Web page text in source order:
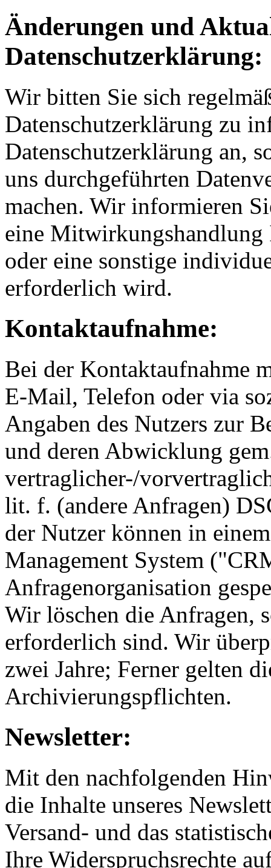
Änderungen und
Datenschutzerklärung:
Wir bitten Sie sich
Datenschutzerklärung zu
Datenschutzerklärung an,
uns durchgeführten
machen. Wir informieren
eine
oder eine sonstige
erforderlich wird.
Kontaktaufnahme:
Bei der Kontaktaufnahme
E-Mail, Telefon oder via
Angaben des Nutzers zur
und deren Abwicklung
vertraglicher-/
lit. f. (andere Anfragen)
der Nutzer können in
Management System
Anfragenorganisation
Wir löschen die Anfragen,
erforderlich sind. Wir
zwei Jahre; Ferner gelten
Archivierungspflichten.
Newsletter:
Mit den nachfolgenden
die Inhalte unseres
Versand- und das
Ihre Widerspruchsrechte